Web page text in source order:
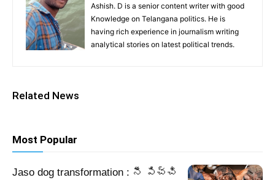
Ashish. D is a senior content writer with good
Knowledge on Telangana politics. He is
having rich experience in journalism writing
analytical stories on latest political trends.
Related News
Most Popular
Jaso dog transformation : నీ పిచ్చి